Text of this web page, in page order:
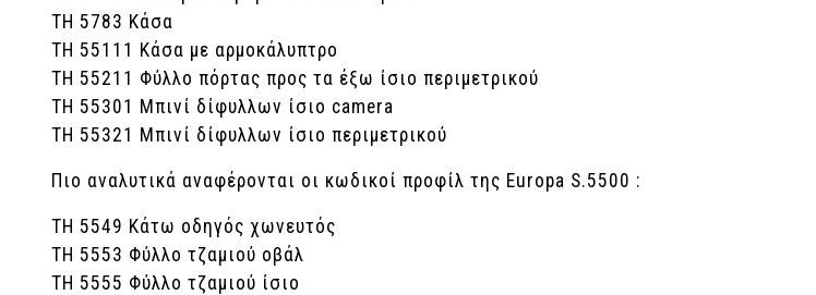
ΤΗ 5783 Κάσα
ΤΗ 55111 Κάσα με αρμοκάλυπτρο
ΤΗ 55211 Φύλλο πόρτας προς τα έξω ίσιο περιμετρικού
ΤΗ 55301 Μπινί δίφυλλων ίσιο camera
ΤΗ 55321 Μπινί δίφυλλων ίσιο περιμετρικού
Πιο αναλυτικά αναφέρονται οι κωδικοί προφίλ της Europa S.5500 :
ΤΗ 5549 Κάτω οδηγός χωνευτός
ΤΗ 5553 Φύλλο τζαμιού οβάλ
ΤΗ 5555 Φύλλο τζαμιού ίσιο